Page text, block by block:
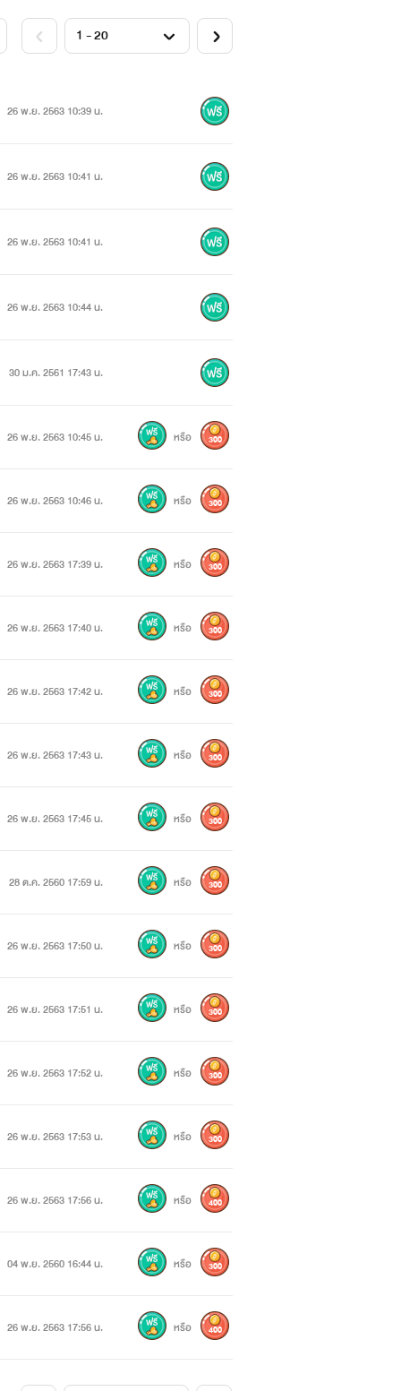
ตหากฝ่าฝืนมีบทลงโทษบัญญัติไว้
26 พ.ย. 2563 10:39 น.
26 พ.ย. 2563 10:41 น.
26 พ.ย. 2563 10:41 น.
26 พ.ย. 2563 10:44 น.
30 ม.ค. 2561 17:43 น.
26 พ.ย. 2563 10:45 น. หรือ 300
26 พ.ย. 2563 10:46 น. หรือ 300
26 พ.ย. 2563 17:39 น. หรือ 300
26 พ.ย. 2563 17:40 น. หรือ 300
26 พ.ย. 2563 17:42 น. หรือ 300
26 พ.ย. 2563 17:43 น. หรือ 300
26 พ.ย. 2563 17:45 น. หรือ 300
28 ต.ค. 2560 17:59 น. หรือ 300
26 พ.ย. 2563 17:50 น. หรือ 300
26 พ.ย. 2563 17:51 น. หรือ 300
26 พ.ย. 2563 17:52 น. หรือ 300
26 พ.ย. 2563 17:53 น. หรือ 300
26 พ.ย. 2563 17:56 น. หรือ 400
04 พ.ย. 2560 16:44 น. หรือ 300
26 พ.ย. 2563 17:56 น. หรือ 400